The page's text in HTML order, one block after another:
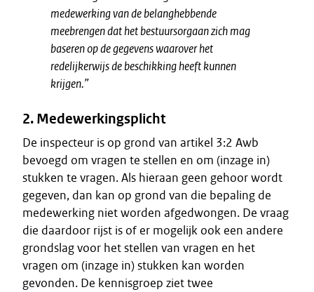
medewerking van de belanghebbende
meebrengen dat het bestuursorgaan zich mag
baseren op de gegevens waarover het
redelijkerwijs de beschikking heeft kunnen
krijgen.”
2. Medewerkingsplicht
De inspecteur is op grond van artikel 3:2 Awb
bevoegd om vragen te stellen en om (inzage in)
stukken te vragen. Als hieraan geen gehoor wordt
gegeven, dan kan op grond van die bepaling de
medewerking niet worden afgedwongen. De vraag
die daardoor rijst is of er mogelijk ook een andere
grondslag voor het stellen van vragen en het
vragen om (inzage in) stukken kan worden
gevonden. De kennisgroep ziet twee